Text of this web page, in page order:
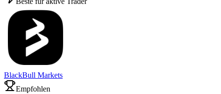
BlackBull Markets
Empfohlen